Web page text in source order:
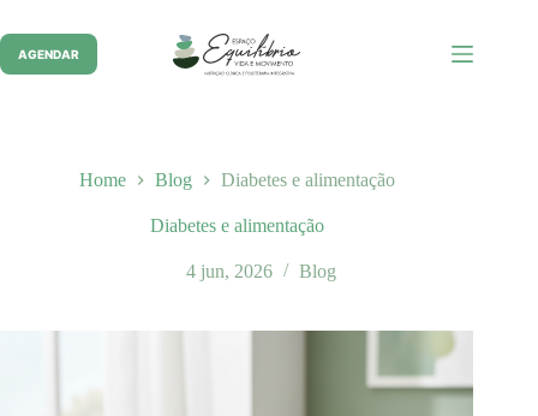
para
conteúdo
AGENDAR
Home Blog Diabetes e alimentação
Diabetes e alimentação
4 jun, 2026 Blog